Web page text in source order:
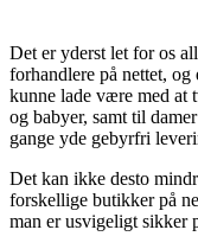
Det er yderst let for os
forhandlere på nettet, og
kunne lade være med at
og babyer, samt til
gange yde gebyrfri
Det kan ikke desto
forskellige butikker på
man er usvigeligt sikker